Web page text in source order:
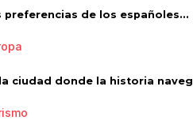
preferencias de los españoles...
ciudad donde la historia